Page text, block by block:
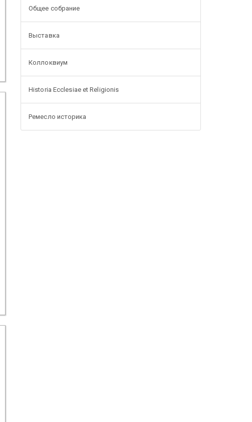
Общее собрание
Выставка
Коллоквиум
Historia Ecclesiae et Religionis
Ремесло историка